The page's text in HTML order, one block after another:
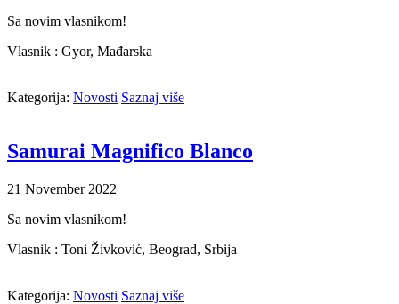
Sa novim vlasnikom!
Vlasnik : Gyor, Mađarska
Kategorija: Novosti Saznaj više
Samurai Magnifico Blanco
21 November 2022
Sa novim vlasnikom!
Vlasnik : Toni Živković, Beograd, Srbija
Kategorija: Novosti Saznaj više